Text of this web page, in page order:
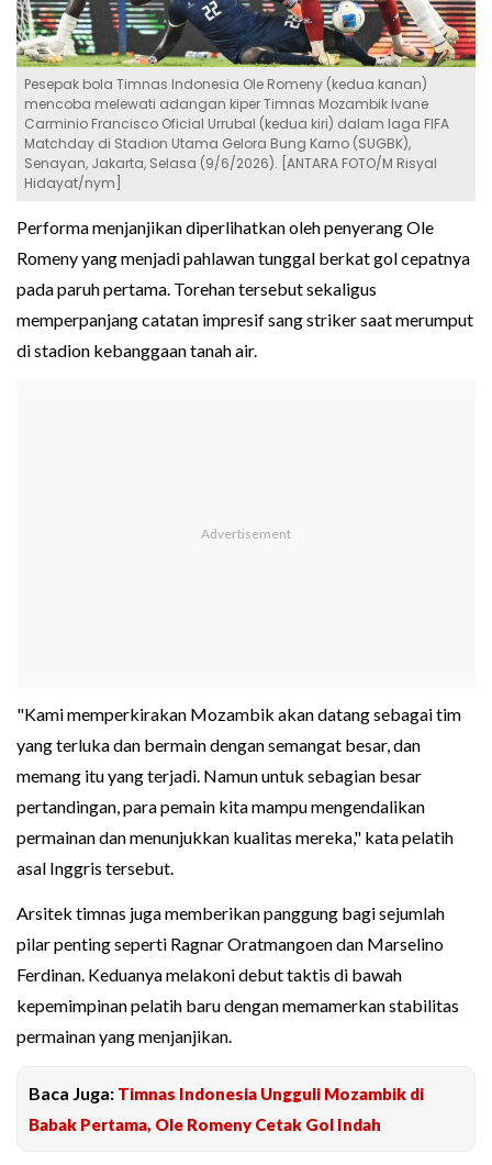
Pesepak bola Timnas Indonesia Ole Romeny (kedua kanan)
mencoba melewati adangan kiper Timnas Mozambik Ivane
Carminio Francisco Oficial Urrubal (kedua kiri) dalam laga FIFA
Matchday di Stadion Utama Gelora Bung Karno (SUGBK),
Senayan, Jakarta, Selasa (9/6/2026). [ANTARA FOTO/M Risyal
Hidayat/nym]
Performa menjanjikan diperlihatkan oleh penyerang Ole
Romeny yang menjadi pahlawan tunggal berkat gol cepatnya
pada paruh pertama. Torehan tersebut sekaligus
memperpanjang catatan impresif sang striker saat merumput
di stadion kebanggaan tanah air.
"Kami memperkirakan Mozambik akan datang sebagai tim
yang terluka dan bermain dengan semangat besar, dan
memang itu yang terjadi. Namun untuk sebagian besar
pertandingan, para pemain kita mampu mengendalikan
permainan dan menunjukkan kualitas mereka," kata pelatih
asal Inggris tersebut.
Arsitek timnas juga memberikan panggung bagi sejumlah
pilar penting seperti Ragnar Oratmangoen dan Marselino
Ferdinan. Keduanya melakoni debut taktis di bawah
kepemimpinan pelatih baru dengan memamerkan stabilitas
permainan yang menjanjikan.
Baca Juga: Timnas Indonesia Ungguli Mozambik di
Babak Pertama, Ole Romeny Cetak Gol Indah